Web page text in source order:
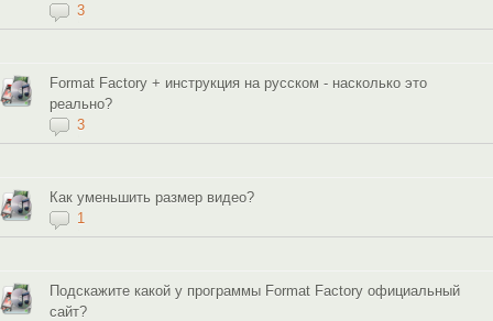
3
Format Factory + инструкция на русском - насколько это
реально?
3
Как уменьшить размер видео?
1
Подскажите какой у программы Format Factory официальный
сайт?